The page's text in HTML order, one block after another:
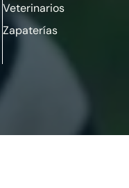
Veterinarios
Zapaterías